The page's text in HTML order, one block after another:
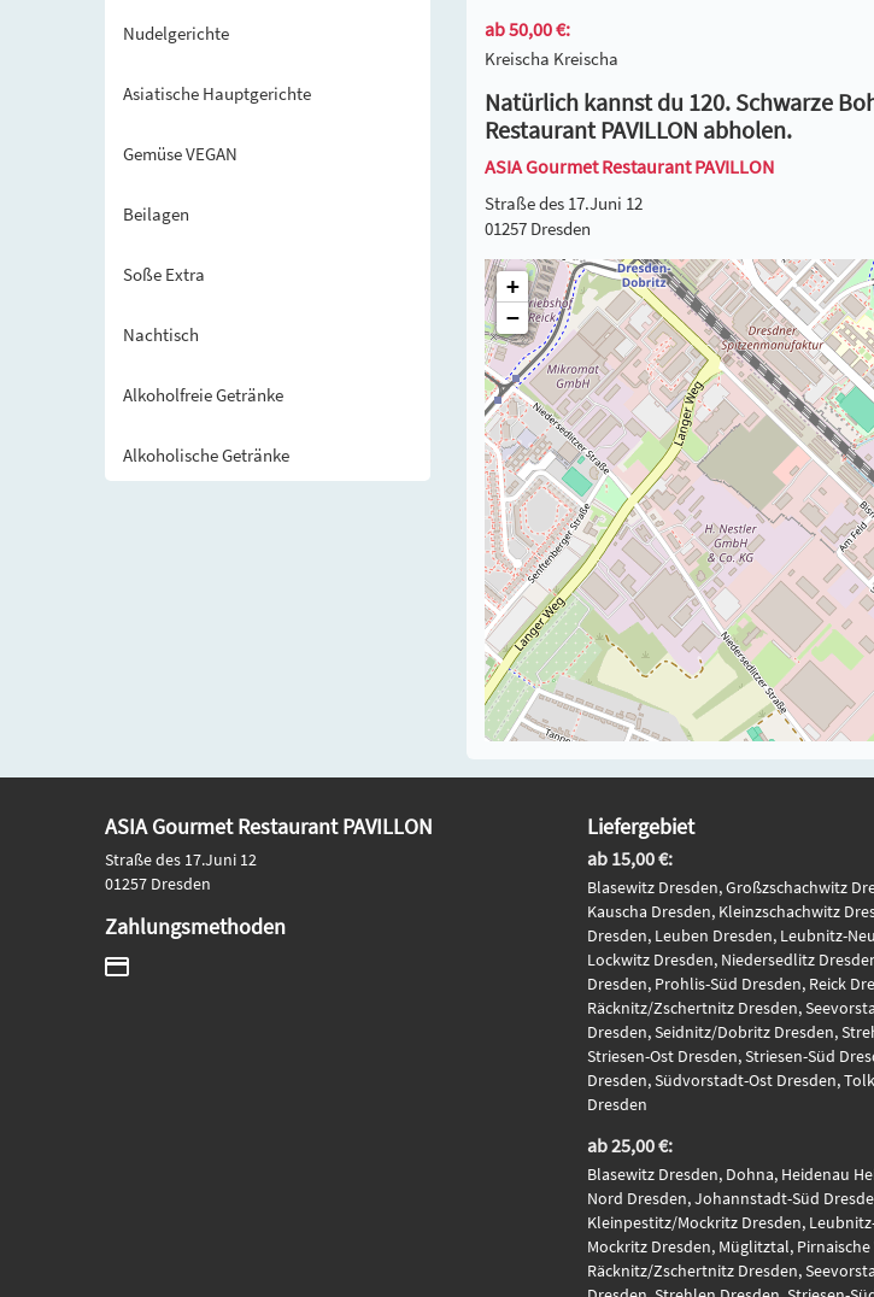
Nudelgerichte
Asiatische Hauptgerichte
Gemüse VEGAN
Beilagen
Soße Extra
Nachtisch
Alkoholfreie Getränke
Alkoholische Getränke
ab 50,00 €:
Kreischa Kreischa
Natürlich kannst du 120. Schwarze
Restaurant PAVILLON abholen.
ASIA Gourmet Restaurant PAVILLON
Straße des 17.Juni 12
01257 Dresden
+
−
ASIA Gourmet Restaurant PAVILLON
Straße des 17.Juni 12
01257 Dresden
Zahlungsmethoden
Liefergebiet
ab 15,00 €:
Blasewitz Dresden, Großzschachwitz
Kauscha Dresden, Kleinzschachwitz
Dresden, Leuben Dresden, Leubnitz-
Lockwitz Dresden, Niedersedlitz
Dresden, Prohlis-Süd Dresden, Reick
Räcknitz/Zschertnitz Dresden,
Dresden, Seidnitz/Dobritz Dresden,
Striesen-Ost Dresden, Striesen-Süd
Dresden, Südvorstadt-Ost Dresden,
Dresden
ab 25,00 €:
Blasewitz Dresden, Dohna, Heidenau
Nord Dresden, Johannstadt-Süd
Kleinpestitz/Mockritz Dresden,
Mockritz Dresden, Müglitztal,
Räcknitz/Zschertnitz Dresden,